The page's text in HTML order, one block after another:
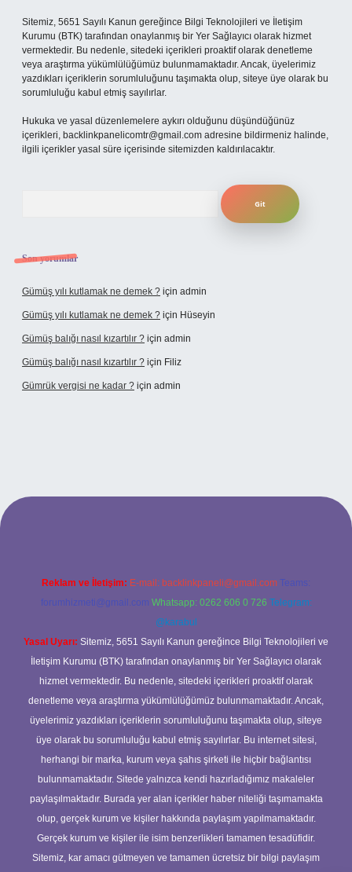
Sitemiz, 5651 Sayılı Kanun gereğince Bilgi Teknolojileri ve İletişim
Kurumu (BTK) tarafından onaylanmış bir Yer Sağlayıcı olarak hizmet
vermektedir. Bu nedenle, sitedeki içerikleri proaktif olarak denetleme
veya araştırma yükümlülüğümüz bulunmamaktadır. Ancak, üyelerimiz
yazdıkları içeriklerin sorumluluğunu taşımakta olup, siteye üye olarak bu
sorumluluğu kabul etmiş sayılırlar.
Hukuka ve yasal düzenlemelere aykırı olduğunu düşündüğünüz
içerikleri, backlinkpanelicomtr@gmail.com adresine bildirmeniz halinde,
ilgili içerikler yasal süre içerisinde sitemizden kaldırılacaktır.
Son yorumlar
Gümüş yılı kutlamak ne demek ? için admin
Gümüş yılı kutlamak ne demek ? için Hüseyin
Gümüş balığı nasıl kızartılır ? için admin
Gümüş balığı nasıl kızartılır ? için Filiz
Gümrük vergisi ne kadar ? için admin
giriş adresi
Reklam ve İletişim: E-mail: backlinkpaneli@gmail.com Teams:
forumhizmeti@gmail.com Whatsapp: 0262 606 0 726 Telegram:
@karabul
Yasal Uyarı: Sitemiz, 5651 Sayılı Kanun gereğince Bilgi Teknolojileri ve
İletişim Kurumu (BTK) tarafından onaylanmış bir Yer Sağlayıcı olarak
hizmet vermektedir. Bu nedenle, sitedeki içerikleri proaktif olarak
denetleme veya araştırma yükümlülüğümüz bulunmamaktadır. Ancak,
üyelerimiz yazdıkları içeriklerin sorumluluğunu taşımakta olup, siteye
üye olarak bu sorumluluğu kabul etmiş sayılırlar. Bu internet sitesi,
herhangi bir marka, kurum veya şahıs şirketi ile hiçbir bağlantısı
bulunmamaktadır. Sitede yalnızca kendi hazırladığımız makaleler
paylaşılmaktadır. Burada yer alan içerikler haber niteliği taşımamakta
olup, gerçek kurum ve kişiler hakkında paylaşım yapılmamaktadır.
Gerçek kurum ve kişiler ile isim benzerlikleri tamamen tesadüfidir.
Sitemiz, kar amacı gütmeyen ve tamamen ücretsiz bir bilgi paylaşım